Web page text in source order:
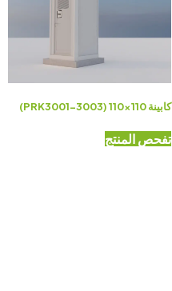
كابينة 110×110 (PRK3001-3003)
تفحص المنتج